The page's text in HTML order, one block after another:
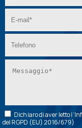
Dichiaro di aver letto l’
del RGPD (EU) 2016/679)